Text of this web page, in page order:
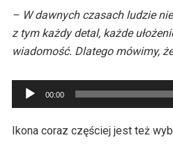
– W dawnych czasach ludzie
z tym każdy detal, każde
wiadomość. Dlatego mówimy,
Odtwarzacz
plików
dźwiękowych
00:00
Ikona coraz częściej jest też